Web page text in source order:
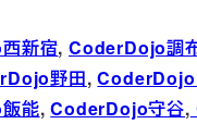
新宿,CoderDojo調
野田,CoderDojo
能,CoderDojo守谷,